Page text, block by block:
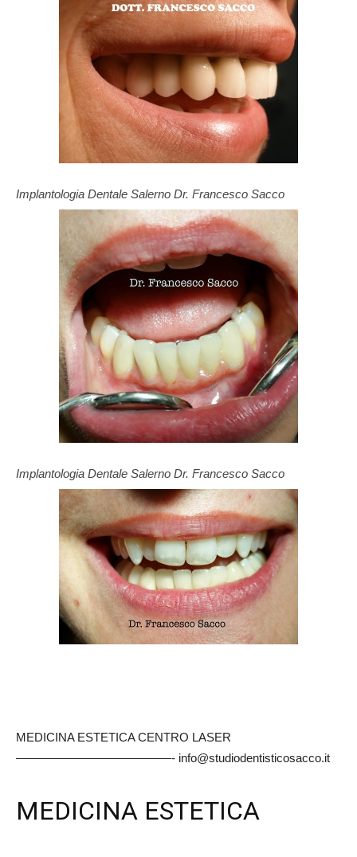
Implantologia Dentale Salerno Dr. Francesco Sacco
Implantologia Dentale Salerno Dr. Francesco Sacco
MEDICINA ESTETICA CENTRO LASER
—————————————- info@studiodentisticosacco.it
MEDICINA ESTETICA